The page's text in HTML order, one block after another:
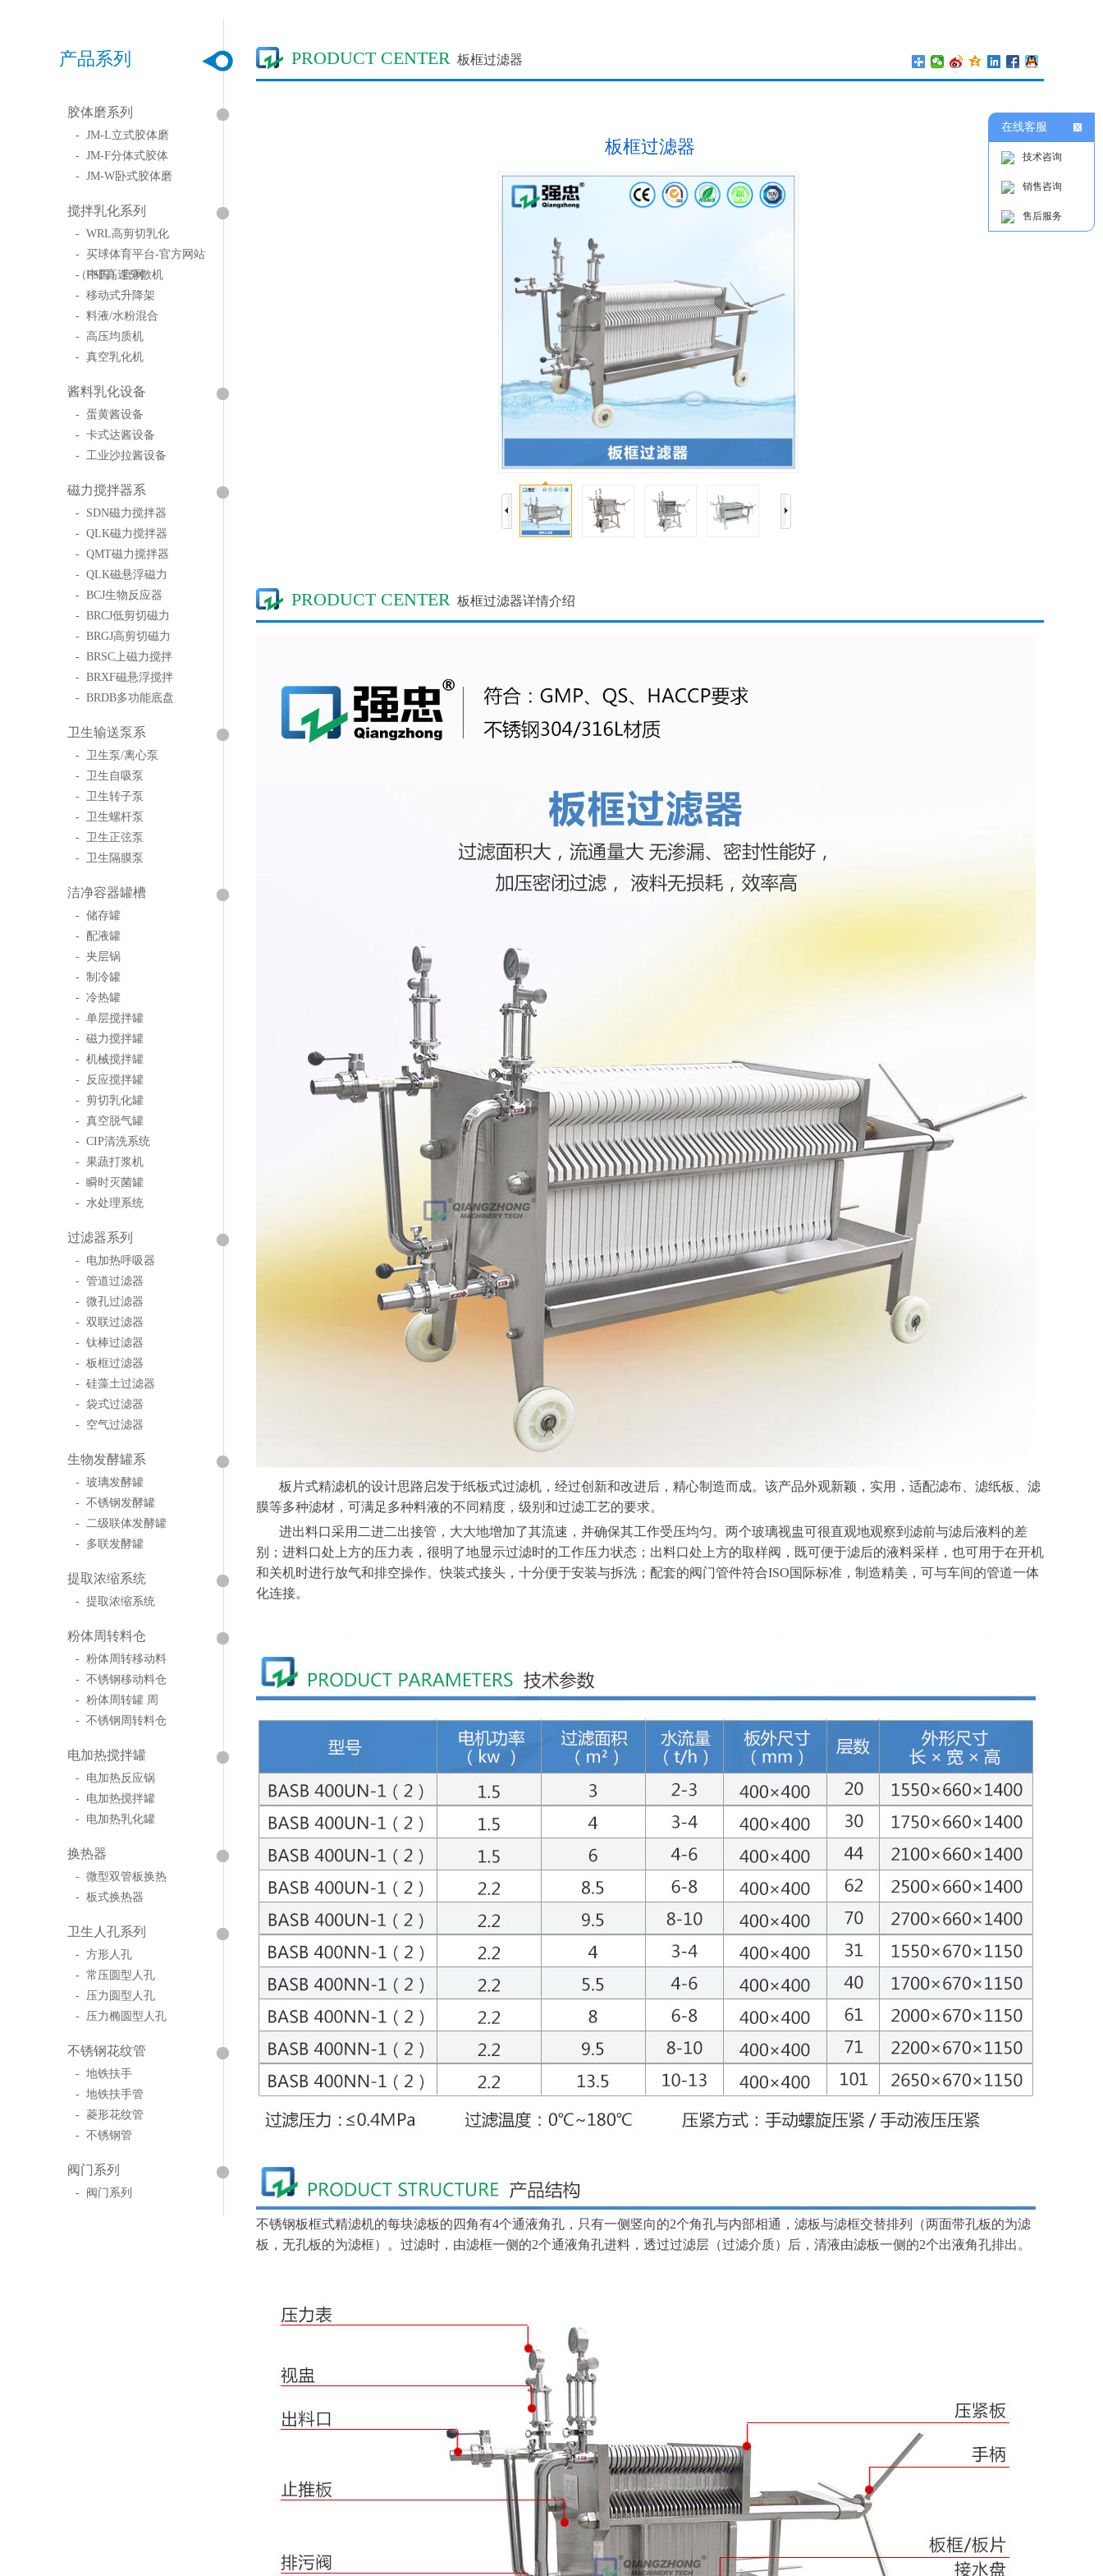
产品系列
胶体磨系列
- JM-L立式胶体磨
- JM-F分体式胶体
- JM-W卧式胶体磨
搅拌乳化系列
- WRL高剪切乳化
- 买球体育平台-官方网站
（中国）官网
- FSF高速分散机
- 移动式升降架
- 料液/水粉混合
- 高压均质机
- 真空乳化机
酱料乳化设备
- 蛋黄酱设备
- 卡式达酱设备
- 工业沙拉酱设备
磁力搅拌器系
- SDN磁力搅拌器
- QLK磁力搅拌器
- QMT磁力搅拌器
- QLK磁悬浮磁力
- BCJ生物反应器
- BRCJ低剪切磁力
- BRGJ高剪切磁力
- BRSC上磁力搅拌
- BRXF磁悬浮搅拌
- BRDB多功能底盘
卫生输送泵系
- 卫生泵/离心泵
- 卫生自吸泵
- 卫生转子泵
- 卫生螺杆泵
- 卫生正弦泵
- 卫生隔膜泵
洁净容器罐槽
- 储存罐
- 配液罐
- 夹层锅
- 制冷罐
- 冷热罐
- 单层搅拌罐
- 磁力搅拌罐
- 机械搅拌罐
- 反应搅拌罐
- 剪切乳化罐
- 真空脱气罐
- CIP清洗系统
- 果蔬打浆机
- 瞬时灭菌罐
- 水处理系统
过滤器系列
- 电加热呼吸器
- 管道过滤器
- 微孔过滤器
- 双联过滤器
- 钛棒过滤器
- 板框过滤器
- 硅藻土过滤器
- 袋式过滤器
- 空气过滤器
生物发酵罐系
- 玻璃发酵罐
- 不锈钢发酵罐
- 二级联体发酵罐
- 多联发酵罐
提取浓缩系统
- 提取浓缩系统
粉体周转料仓
- 粉体周转移动料
- 不锈钢移动料仓
- 粉体周转罐 周
- 不锈钢周转料仓
电加热搅拌罐
- 电加热反应锅
- 电加热搅拌罐
- 电加热乳化罐
换热器
- 微型双管板换热
- 板式换热器
卫生人孔系列
- 方形人孔
- 常压圆型人孔
- 压力圆型人孔
- 压力椭圆型人孔
不锈钢花纹管
- 地铁扶手
- 地铁扶手管
- 菱形花纹管
- 不锈钢管
阀门系列
- 阀门系列
PRODUCT CENTER 板框过滤器
板框过滤器
PRODUCT CENTER 板框过滤器详情介绍
板片式精滤机的设计思路启发于纸板式过滤机，经过创新和改进后，精心制造而成。该产品外观新颖，实用，适配滤布、滤纸板、滤
膜等多种滤材，可满足多种料液的不同精度，级别和过滤工艺的要求。
进出料口采用二进二出接管，大大地增加了其流速，并确保其工作受压均匀。两个玻璃视盅可很直观地观察到滤前与滤后液料的差
别；进料口处上方的压力表，很明了地显示过滤时的工作压力状态；出料口处上方的取样阀，既可便于滤后的液料采样，也可用于在开机
和关机时进行放气和排空操作。快装式接头，十分便于安装与拆洗；配套的阀门管件符合ISO国际标准，制造精美，可与车间的管道一体
化连接。
不锈钢板框式精滤机的每块滤板的四角有4个通液角孔，只有一侧竖向的2个角孔与内部相通，滤板与滤框交替排列（两面带孔板的为滤
板，无孔板的为滤框）。过滤时，由滤框一侧的2个通液角孔进料，透过过滤层（过滤介质）后，清液由滤板一侧的2个出液角孔排出。
在线客服
技术咨询
销售咨询
售后服务